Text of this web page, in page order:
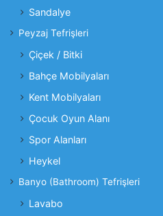
Sandalye
Peyzaj Tefrişleri
Çiçek / Bitki
Bahçe Mobilyaları
Kent Mobilyaları
Çocuk Oyun Alanı
Spor Alanları
Heykel
Banyo (Bathroom) Tefrişleri
Lavabo